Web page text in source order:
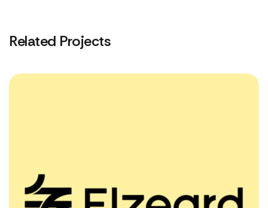
Related Projects